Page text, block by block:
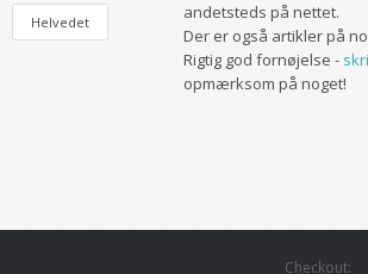
Helvedet
andetsteds på nettet.
Der er også artikler på
Rigtig god fornøjelse -
opmærksom på noget!
Checkout: